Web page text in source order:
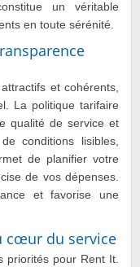
un véritable
en toute sérénité.
et cohérents,
La politique tarifaire
qualité de service et
conditions lisibles,
de planifier votre
de vos dépenses.
et favorise une
cœur du service
priorités pour Rent It.